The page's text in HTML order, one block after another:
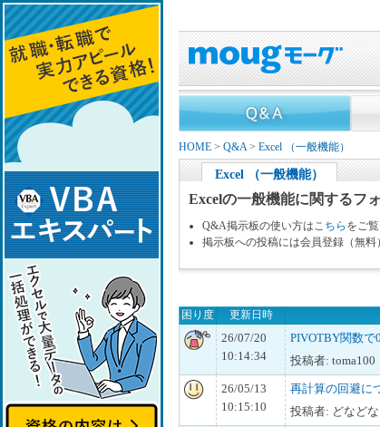
HOME > Q&A> Excel （一般機能）
Excel （一般機能）
Excelの一般機能に関するフ
Q&A掲示板の使い方は こちら をご覧
掲示板への投稿には会員登録（無
困り度 更新日時
26/07/20
10:14:34
PIVOTBY関数で
投稿者: toma100
26/05/13
10:15:10
再計算の回避に
投稿者: どなどな